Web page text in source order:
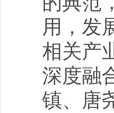
用，发
相关产
深度融
镇、唐